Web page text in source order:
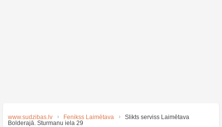
www.sudzibas.lv Fenikss Laimētava
Slikts serviss Laimētava
Bolderajā. Sturmanu iela 29